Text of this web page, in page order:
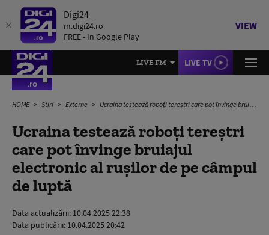
Digi24
m.digi24.ro
FREE - In Google Play
VIEW
LIVE FM LIVE TV
HOME Știri Externe Ucraina testează roboți tereștri care pot învinge bruiajul electronic al rușilor de pe câmpul de luptă
Ucraina testează roboți tereștri
care pot învinge bruiajul
electronic al rușilor de pe câmpul
de luptă
Data actualizării: 10.04.2025 22:38
Data publicării: 10.04.2025 20:42